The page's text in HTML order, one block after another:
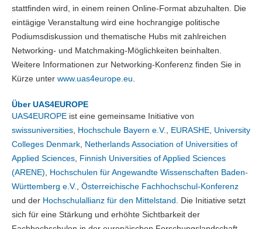
stattfinden wird, in einem reinen Online-Format abzuhalten. Die
eintägige Veranstaltung wird eine hochrangige politische
Podiumsdiskussion und thematische Hubs mit zahlreichen
Networking- und Matchmaking-Möglichkeiten beinhalten.
Weitere Informationen zur Networking-Konferenz finden Sie in
Kürze unter www.uas4europe.eu.
Über UAS4EUROPE
UAS4EUROPE ist eine gemeinsame Initiative von
swissuniversities, Hochschule Bayern e.V., EURASHE, University
Colleges Denmark, Netherlands Association of Universities of
Applied Sciences, Finnish Universities of Applied Sciences
(ARENE), Hochschulen für Angewandte Wissenschaften Baden-
Württemberg e.V., Österreichische Fachhochschul-Konferenz
und der Hochschulallianz für den Mittelstand. Die Initiative setzt
sich für eine Stärkung und erhöhte Sichtbarkeit der